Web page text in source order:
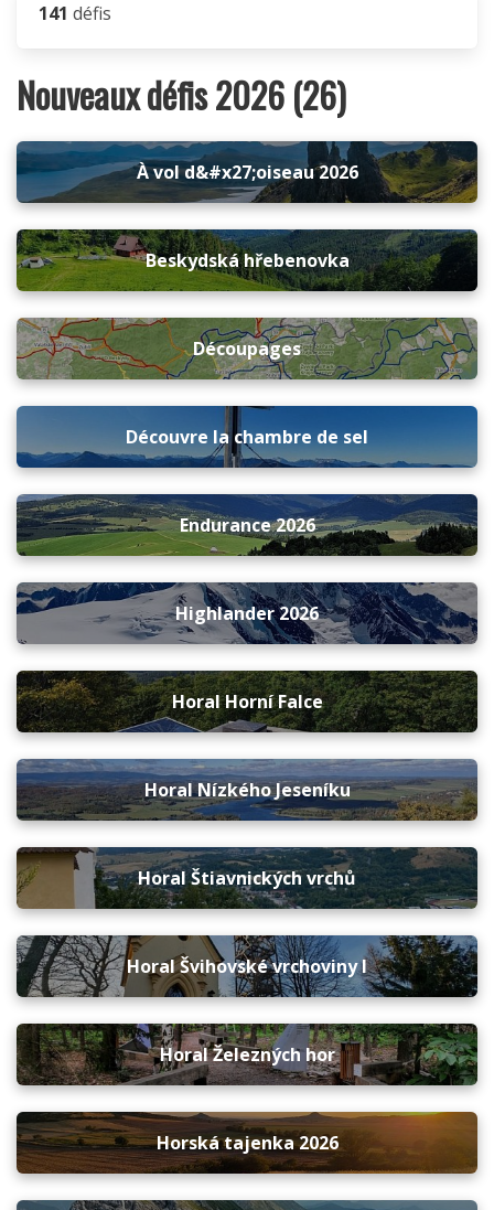
141 défis
Nouveaux défis 2026 (26)
À vol d&#x27;oiseau 2026
Beskydská hřebenovka
Découpages
Découvre la chambre de sel
Endurance 2026
Highlander 2026
Horal Horní Falce
Horal Nízkého Jeseníku
Horal Štiavnických vrchů
Horal Švihovské vrchoviny I
Horal Železných hor
Horská tajenka 2026